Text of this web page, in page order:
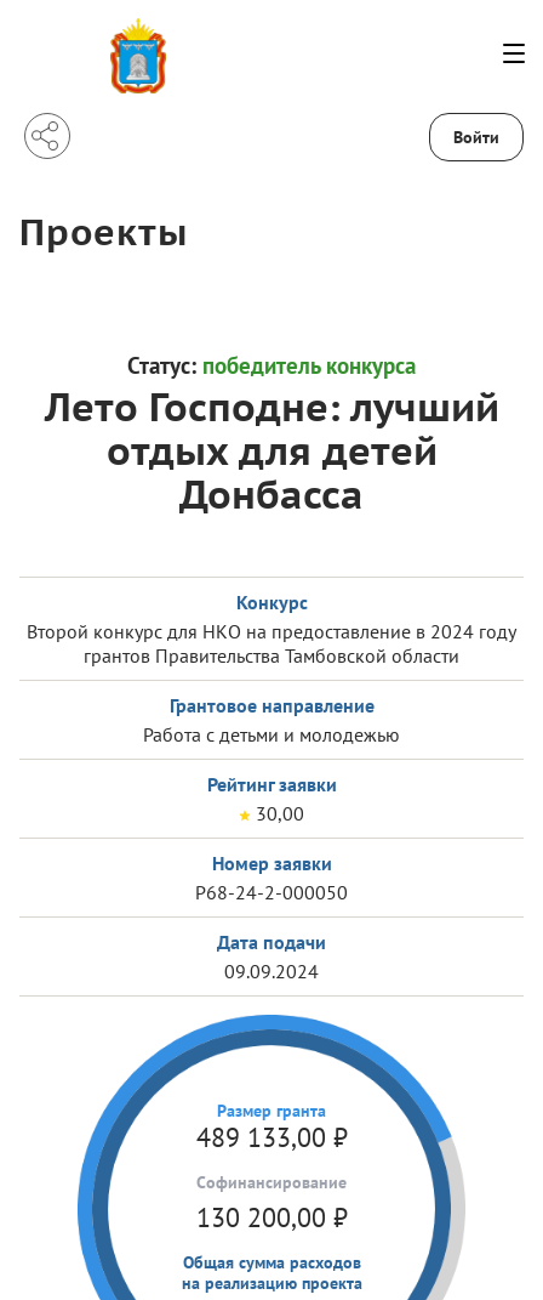
Войти
Проекты
Статус: победитель конкурса
Лето Господне: лучший
отдых для детей
Донбасса
Конкурс
Второй конкурс для НКО на предоставление в 2024 году
грантов Правительства Тамбовской области
Грантовое направление
Работа с детьми и молодежью
Рейтинг заявки
30,00
Номер заявки
Р68-24-2-000050
Дата подачи
09.09.2024
Размер гранта
489 133,00 ₽
Cофинансирование
130 200,00 ₽
Общая сумма расходов
на реализацию проекта